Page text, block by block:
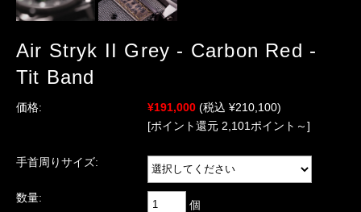
Air Stryk II Grey - Carbon Red -
Tit Band
価格: ¥191,000 (税込 ¥210,100)
[ポイント還元 2,101ポイント～]
手首周りサイズ:
数量:
個